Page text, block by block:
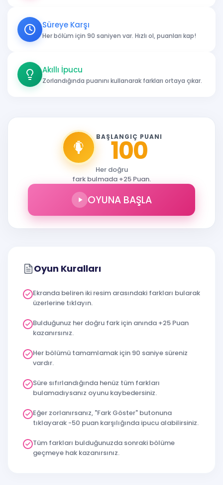
Süreye Karşı
Her bölüm için 90 saniyen var. Hızlı ol, puanları kap!
Akıllı İpucu
Zorlandığında puanını kullanarak farkları ortaya çıkar.
BAŞLANGIÇ PUANI
100
Her doğru
fark bulmada +25 Puan.
OYUNA BAŞLA
Oyun Kuralları
Ekranda beliren iki resim arasındaki farkları bularak
üzerlerine tıklayın.
Bulduğunuz her doğru fark için anında +25 Puan
kazanırsınız.
Her bölümü tamamlamak için 90 saniye süreniz
vardır.
Süre sıfırlandığında henüz tüm farkları
bulamadıysanız oyunu kaybedersiniz.
Eğer zorlanırsanız, "Fark Göster" butonuna
tıklayarak -50 puan karşılığında ipucu alabilirsiniz.
Tüm farkları bulduğunuzda sonraki bölüme
geçmeye hak kazanırsınız.